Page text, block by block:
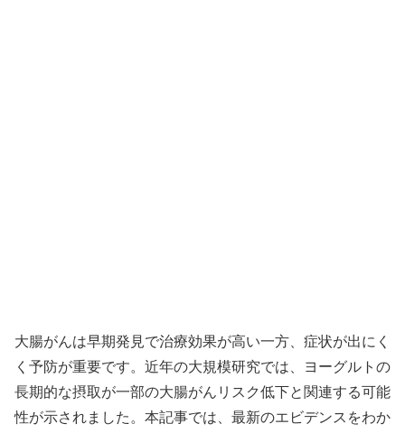
大腸がんは早期発見で治療効果が高い一方、症状が出にく
く予防が重要です。近年の大規模研究では、ヨーグルトの
長期的な摂取が一部の大腸がんリスク低下と関連する可能
性が示されました。本記事では、最新のエビデンスをわか